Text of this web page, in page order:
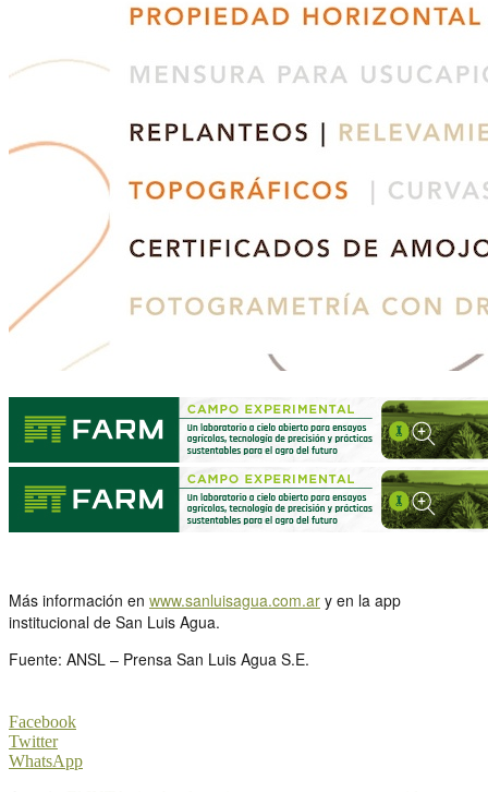
Más información en www.sanluisagua.com.ar y en la app
institucional de San Luis Agua.
Fuente: ANSL – Prensa San Luis Agua S.E.
Facebook
Twitter
WhatsApp